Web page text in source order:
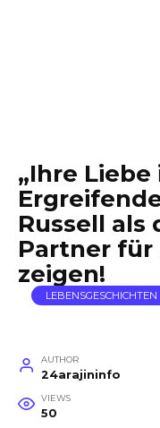
„Ihre
Russell als
Partner für
zeigen!
LEBENSGESCHICHTEN
AUTHOR
24arajininfo
VIEWS
50